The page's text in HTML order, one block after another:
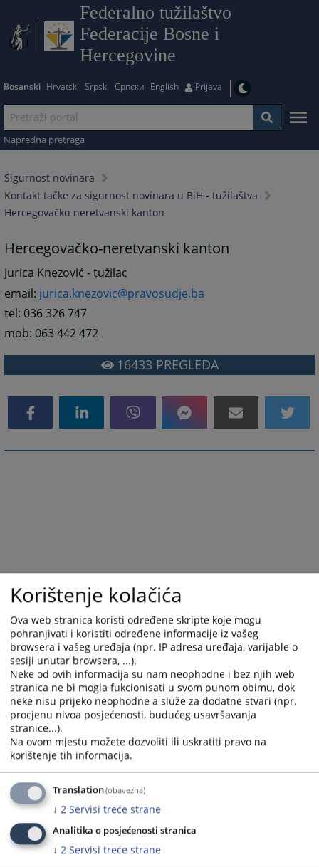
Federalno tužilaštvo
Federacije Bosne i
Hercegovine
Bosanski Hrvatski Srpski Српски English Prijava
Napredna pretraga
Sigurnost novinara
Kontakt tačke za sigurnost novinara u BiH - tužilaštva
Hercegovačko-neretvanski kanton
Hercegovačko-neretvanski kanton
Jurica Knezović - tužilac
email: jurica.knezovic@pravosudje.ba
tel: 036 326 747
mob: 063 442 472
16433 PREGLEDA
Korištenje kolačića
Ova web stranica koristi određene skripte koje mogu
pohranjivati i koristiti određene informacije iz vašeg
browsera i vašeg uređaja (npr. IP adresa uređaja, varijable o
sesiji unutar browsera, ...).
Neke od ovih informacija su nam neophodne i bez njih web
stranica ne bi mogla fukcionisati u svom punom obimu, dok
neke nisu prijeko neophodne a služe za dodatne stvari (npr.
procjenu nivoa posjećenosti, budućeg usavršavanja
stranice...).
Na ovom mjestu možete dozvoliti ili uskratiti pravo na
korištenje tih informacija.
Translation(obavezna)
↓ 2 Servisi treće strane
Analitika o posjećenosti stranica
↓ 2 Servisi treće strane